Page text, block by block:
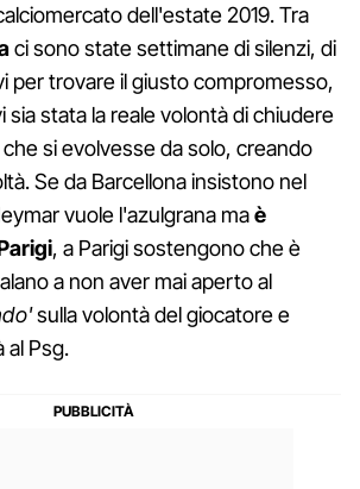
dell'estate 2019. Tra
ci sono state settimane di silenzi, di
per trovare il giusto compromesso,
sia stata la reale volontà di chiudere
si evolvesse da solo, creando
Se da Barcellona insistono nel
vuole l'azulgrana maè
, a Parigi sostengono che è
a non aver mai aperto al
sulla volontà del giocatore e
al Psg.